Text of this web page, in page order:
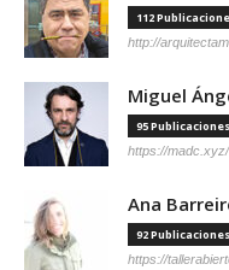
112
http://
Miguel
95 Publicaciones
https://madc.xyz/
Ana
92 Publicaciones
https://